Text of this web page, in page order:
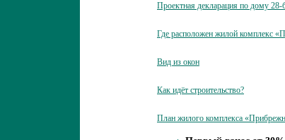
Проектная декларация по дому 28-
Где расположен жилой комплекс
Вид из окон
Как идёт строительство?
План жилого комплекса